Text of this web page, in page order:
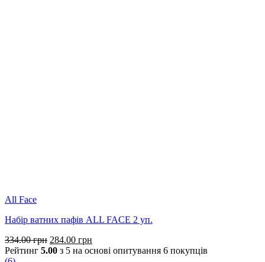
All Face
Набір ватних пафів ALL FACE 2 уп.
334.00грн Оригінальна
ціна:
284.00 грн
ціна:
Рейтинг 5.00 з 5 на основі опитування 6 покупців